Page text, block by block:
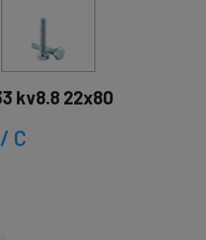
kv8.8 22x80
/ C